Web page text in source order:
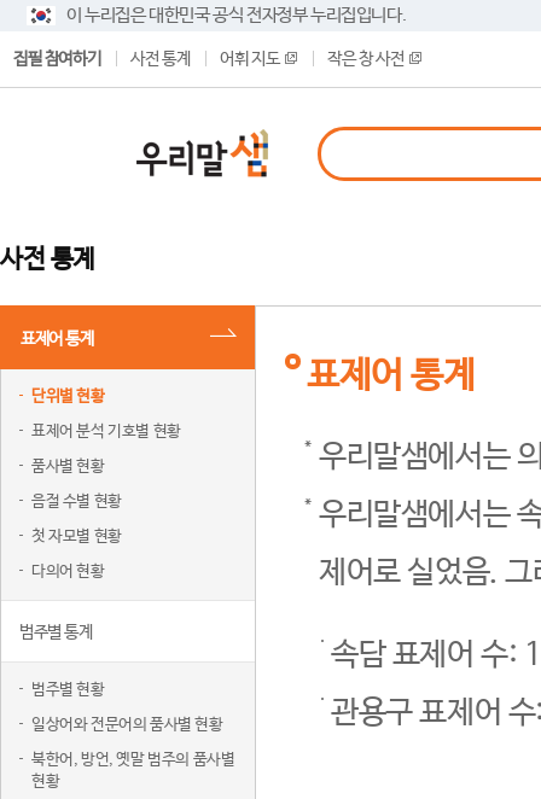
이 누리집은 대한민국 공식 전자정부 누리집입니다.
집필 참여하기 사전 통계 어휘 지도 작은 창 사전
사전 통계
표제어 통계
단위별 현황
표제어 분석 기호별 현황
품사별 현황
음절 수별 현황
첫 자모별 현황
다의어 현황
범주별 통계
범주별 현황
일상어와 전문어의 품사별 현황
북한어, 방언, 옛말 범주의 품사별
현황
표제어 통계
우리말샘에서는
우리말샘에서는
제어로 실었음.
속담 표제어 수:
관용구 표제어